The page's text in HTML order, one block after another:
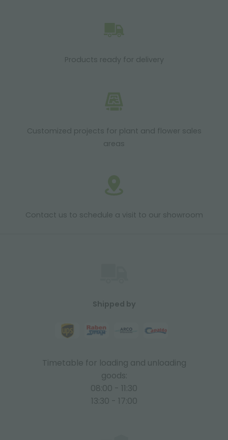
Products ready for delivery
Customized projects for plant and flower sales
areas
Contact us to schedule a visit to our showroom
Shipped by
Timetable for loading and unloading
goods:
08:00 - 11:30
13:30 - 17:00